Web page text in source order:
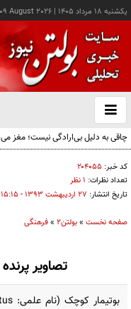
يکشنبه ۱۸ مرداد ۱۴۰۵ |
August 2026
باز
و
چاقی به دلیل بی‌ارادگی نیست؛ مغز
کد خبر: ۲۰۴۰۵۵
تعداد نظرات: ۱ نظر
تاریخ انتشار: ۲۷ ارديبهشت ۱۳۹۳ - ۱۵:۱۵
صفحه نخست »بولتن2 »فرهنگی
تصاویر